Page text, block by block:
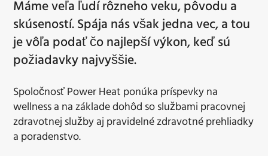
Máme veľa ľudí rôzneho veku, pôvodu a
skúseností. Spája nás však jedna vec, a tou
je vôľa podať čo najlepší výkon, keď sú
požiadavky najvyššie.
Spoločnosť Power Heat ponúka príspevky na
wellness a na základe dohôd so službami pracovnej
zdravotnej služby aj pravidelné zdravotné prehliadky
a poradenstvo.